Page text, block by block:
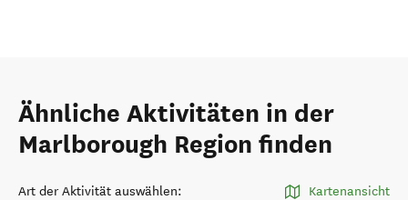
Ähnliche Aktivitäten in der
Marlborough Region finden
Art der Aktivität auswählen: Kartenansicht